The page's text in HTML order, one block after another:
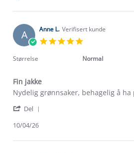
2026
A Anne L. Verifisert kunde
rating
Størrelse Normal
Fin jakke
Review
Anne
on
Apr
review
Fin
Nydelig grønnsaker, behagelig å ha
Del
Anne
10/04/26